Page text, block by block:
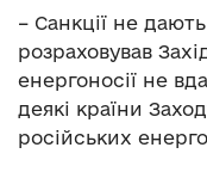
– Санкції не
розраховував
енергоносії не
деякі країни
російських